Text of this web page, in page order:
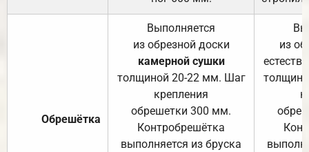
Обрешётка
Выполняется
из обрезной доски
камерной сушки
толщиной 20-22 мм. Шаг
крепления
обрешетки 300 мм.
Контробрешётка
выполняется из бруска
из